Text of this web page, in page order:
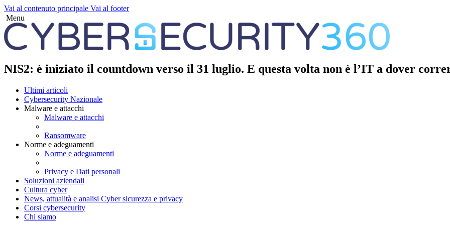
Vai al contenuto principale Vai al footer
Menu
NIS2: è iniziato il countdown verso il 31 luglio. E questa volta non è l’IT a dover
Ultimi articoli
Cybersecurity Nazionale
Malware e attacchi
Malware e attacchi
Ransomware
Norme e adeguamenti
Norme e adeguamenti
Privacy e Dati personali
Soluzioni aziendali
Cultura cyber
News, attualità e analisi Cyber sicurezza e privacy
Corsi cybersecurity
Chi siamo